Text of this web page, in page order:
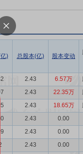
亿) 总股本(亿) 股本变动
2.43 6.57万
2.43 22.35万
2.43 18.65万
2.43 0.00
2.43 0.00
2.43 0.00